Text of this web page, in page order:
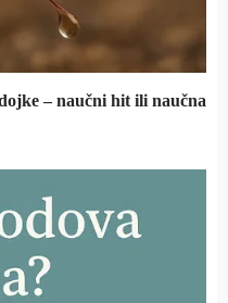
– naučni hit ili naučna